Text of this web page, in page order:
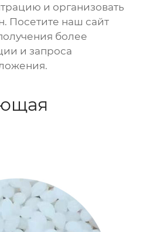
и организовать
Посетите наш сайт
более
и запроса